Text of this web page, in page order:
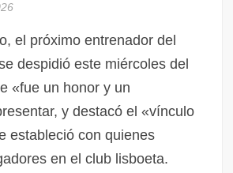
el próximo entrenador del
despidió este miércoles del
«fue un honor y un
y destacó el «vínculo
estableció con quienes
en el club lisboeta.